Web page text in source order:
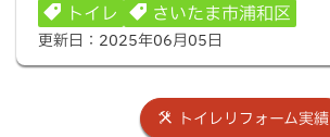
トイレ
さいたま市浦和区
更新日： 2025年06月05日
トイレリフォーム実績